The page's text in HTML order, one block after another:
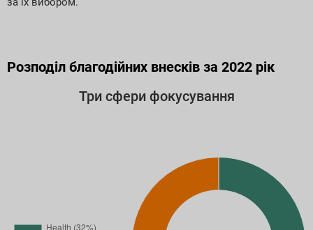
Розподіл благодійних внесків за 2022 рік
Три сфери фокусування